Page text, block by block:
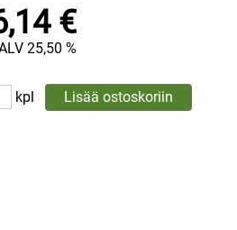
€
25,50 %
kpl